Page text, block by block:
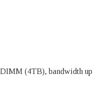
(4TB), bandwidth up